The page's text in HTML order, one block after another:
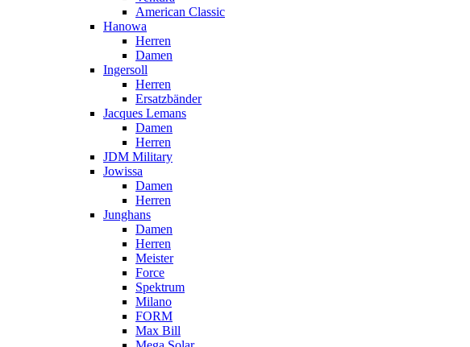
American Classic
Hanowa
Herren
Damen
Ingersoll
Herren
Ersatzbänder
Jacques Lemans
Damen
Herren
JDM Military
Jowissa
Damen
Herren
Junghans
Damen
Herren
Meister
Force
Spektrum
Milano
FORM
Max Bill